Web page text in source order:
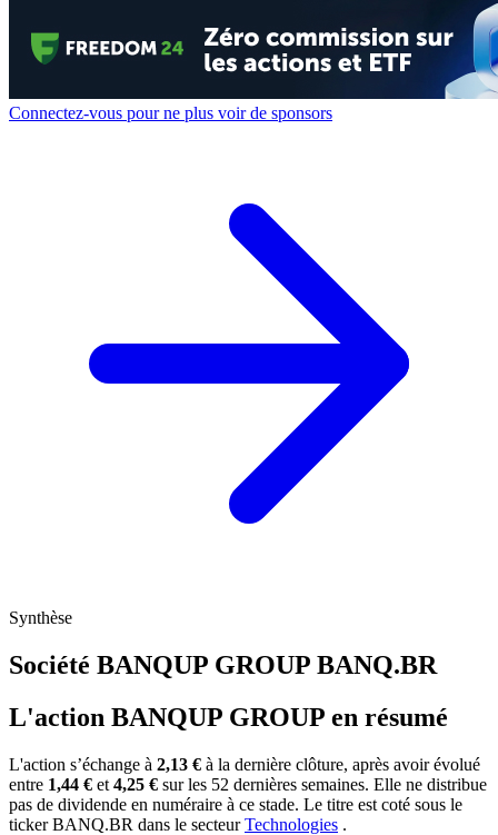
Connectez-vous pour ne plus voir de sponsors
Synthèse
Société BANQUP GROUP BANQ.BR
L'action BANQUP GROUP en résumé
L'action s’échange à 2,13 € à la dernière clôture, après avoir évolué
entre 1,44 € et 4,25 € sur les 52 dernières semaines. Elle ne distribue
pas de dividende en numéraire à ce stade. Le titre est coté sous le
tickerBANQ.BR dans le secteurTechnologies .